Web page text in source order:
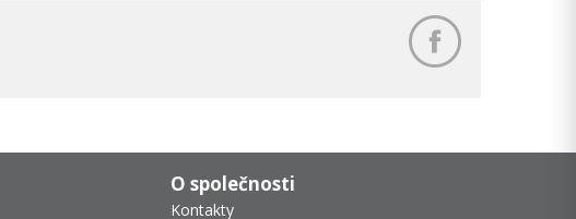
O společnosti
Kontakty